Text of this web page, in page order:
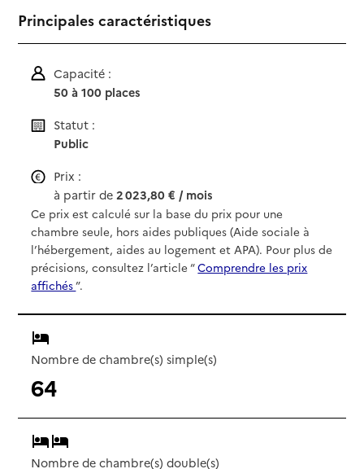
Principales caractéristiques
Capacité :
50 à 100 places
Statut :
Public
Prix :
à partir de2 023,80 € / mois
Ce prix est calculé sur la base du prix pour une
chambre seule, hors aides publiques (Aide sociale à
l’hébergement, aides au logement et APA). Pour plus de
précisions, consultez l’article “Comprendre les prix
affichés”.
Nombre de chambre(s) simple(s)
64
Nombre de chambre(s) double(s)